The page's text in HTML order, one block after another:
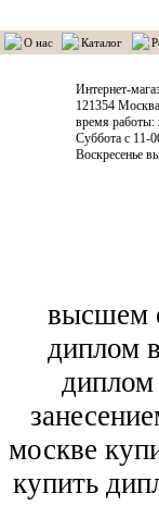
О нас Каталог
Интернет-
121354
время работы:
Суббота с 11-
Воскресенье
высшем
диплом
диплом
москве
купить